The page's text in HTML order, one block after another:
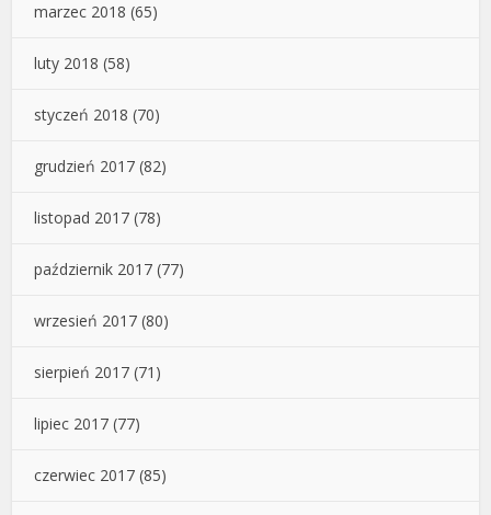
marzec 2018 (65)
luty 2018 (58)
styczeń 2018 (70)
grudzień 2017 (82)
listopad 2017 (78)
październik 2017 (77)
wrzesień 2017 (80)
sierpień 2017 (71)
lipiec 2017 (77)
czerwiec 2017 (85)